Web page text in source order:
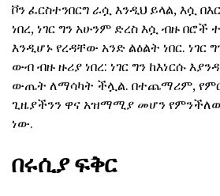
ቮን ፈርስተንበርግ ራሷ እንዲህ ይላል, እሷ
ነበረ, ነገር ግን አሁንም ድረስ እሷ ብዙ
እንዲሆኑ የረዳቸው አንድ ልዕልት ነበር. ነገር
ውብ ብዙ ዙሪያ ነበረ: ነገር ግን ከእነርሱ
ውጤት ለማሳካት ችሏል. በተጨማሪም,
ጊዜያችንን ዋና አዝማሚያ መሆን
ነው.
በሩሲያ ፍቅር